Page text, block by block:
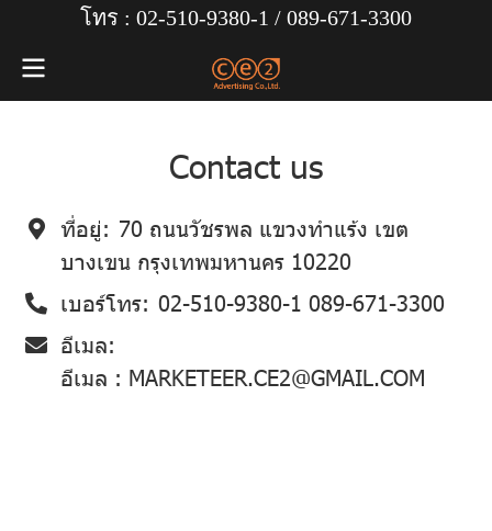
โทร : 02-510-9380-1 / 089-671-3300
Contact us
ที่อยู่: 70 ถนนวัชรพล แขวงทำแร้ง เขต
บางเขน กรุงเทพมหานคร 10220
เบอร์โทร: 02-510-9380-1 089-671-3300
อีเมล:
อีเมล : MARKETEER.CE2@GMAIL.COM